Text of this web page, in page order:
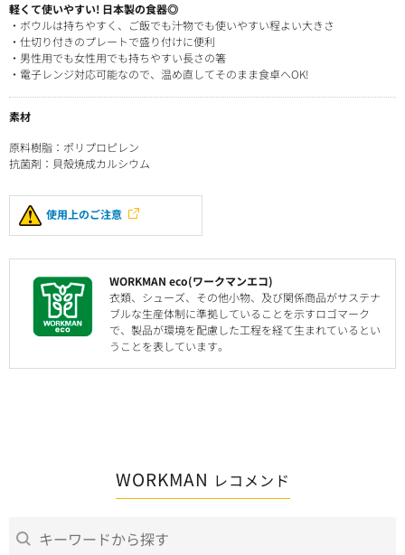
軽くて使いやすい! 日本製の食器◎
・ボウルは持ちやすく、ご飯でも汁物でも使いやすい程よい大きさ
・仕切り付きのプレートで盛り付けに便利
・男性用でも女性用でも持ちやすい長さの箸
・電子レンジ対応可能なので、温め直してそのまま食卓へOK!
素材
原料樹脂：ポリプロピレン
抗菌剤：貝殻焼成カルシウム
使用上のご注意
WORKMAN eco(ワークマンエコ)
衣類、シューズ、その他小物、及び関係商品がサステナ
ブルな生産体制に準拠していることを示すロゴマーク
で、製品が環境を配慮した工程を経て生まれているとい
うことを表しています。
WORKMAN レコメンド